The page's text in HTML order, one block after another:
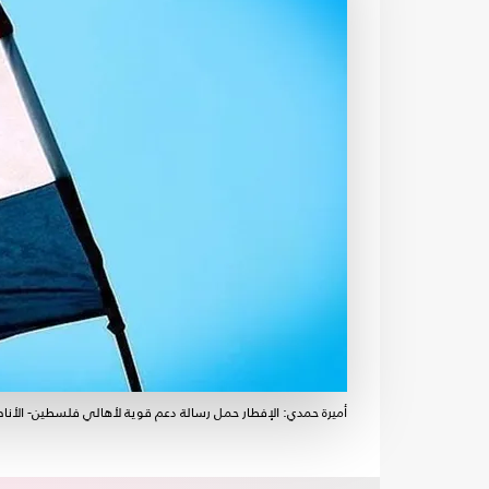
أميرة حمدي: الإفطار حمل رسالة دعم قوية لأهالي فلسطين-